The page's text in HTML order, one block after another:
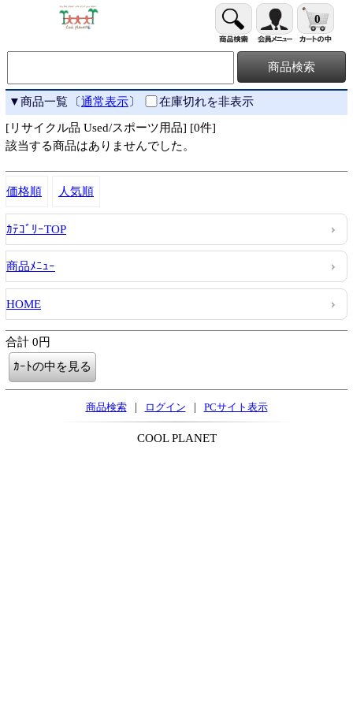
0
▼商品一覧 〔通常表示〕 在庫切れを非表示
[リサイクル品 Used/スポーツ用品] [0件]
該当する商品はありませんでした。
価格順 人気順
ｶﾃｺﾞﾘｰTOP
商品ﾒﾆｭｰ
HOME
合計 0円
商品検索 | ログイン | PCサイト表示
COOL PLANET